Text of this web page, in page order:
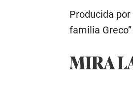
Producida
familia
MIRA